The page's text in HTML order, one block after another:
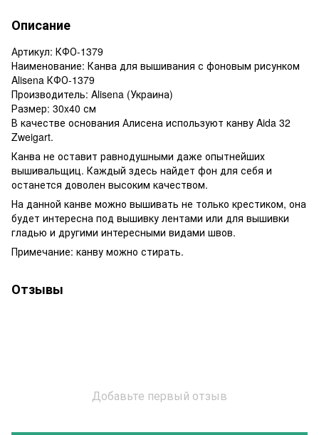
Описание
Артикул: КФО-1379
Наименование: Канва для вышивания с фоновым рисунком
Alisena КФО-1379
Производитель: Alisena (Украина)
Размер: 30x40 см
В качестве основания Алисена используют канву Aida 32
Zweigart.
Канва не оставит равнодушными даже опытнейших
вышивальщиц. Каждый здесь найдет фон для себя и
останется доволен высоким качеством.
На данной канве можно вышивать не только крестиком, она
будет интересна под вышивку лентами или для вышивки
гладью и другими интересными видами швов.
Примечание: канву можно стирать.
Отзывы
Добавьте первый отзыв